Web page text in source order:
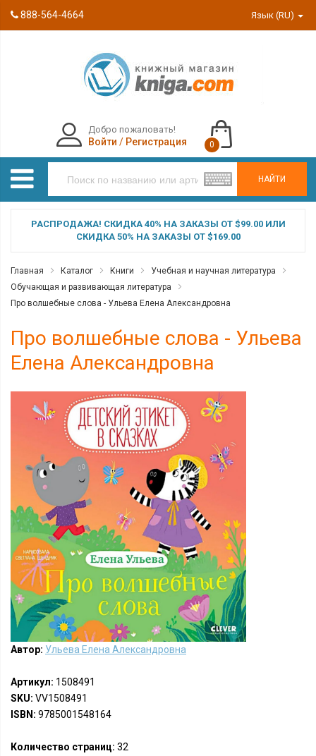
888-564-4664 Язык (RU)
НАЙТИ
Добро пожаловать!
Войти / Регистрация 0
РАСПРОДАЖА! СКИДКА 40% НА ЗАКАЗЫ ОТ $99.00 ИЛИ
СКИДКА 50% НА ЗАКАЗЫ ОТ $169.00
Главная Каталог Книги
Учебная и научная литература
Обучающая и развивающая литература
Про волшебные слова - Ульева Елена Александровна
Про волшебные слова - Ульева
Елена Александровна
Автор: Ульева Елена Александровна
Артикул: 1508491
SKU: VV1508491
ISBN: 9785001548164
Количество страниц: 32